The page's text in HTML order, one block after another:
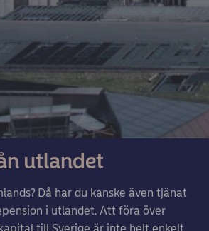
utlandet
Då har du kanske även tjänat
i utlandet. Att föra över